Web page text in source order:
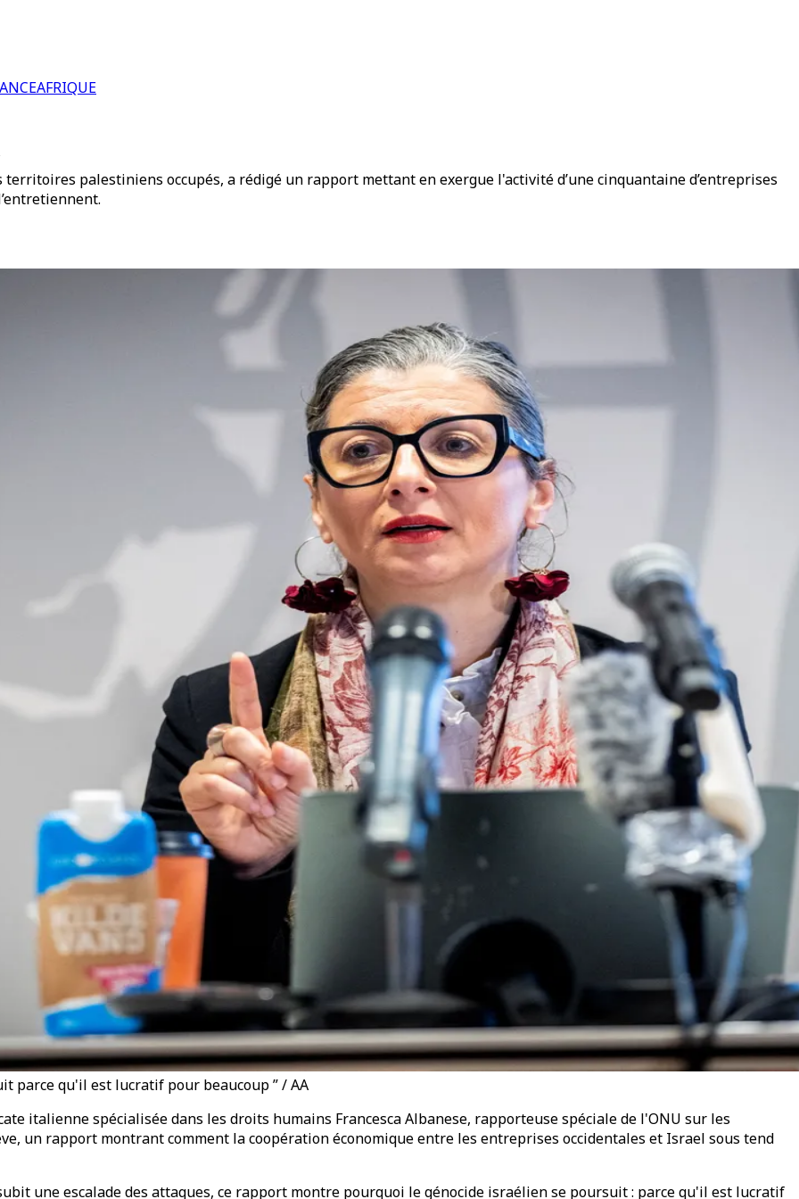
AFRIQUE
palestiniens occupés, a rédigé un rapport mettant en exergue l'activité d’une cinquantaine d’entreprises
parce qu'il est lucratif pour beaucoup ” / AA
italienne spécialisée dans les droits humains Francesca Albanese, rapporteuse spéciale de l'ONU sur les
un rapport montrant comment la coopération économique entre les entreprises occidentales et Israel sous tend
une escalade des attaques, ce rapport montre pourquoi le génocide israélien se poursuit : parce qu'il est lucratif